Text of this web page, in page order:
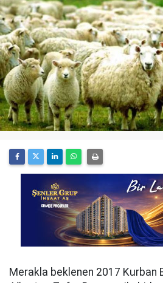
Merakla beklenen 2017 Kurban